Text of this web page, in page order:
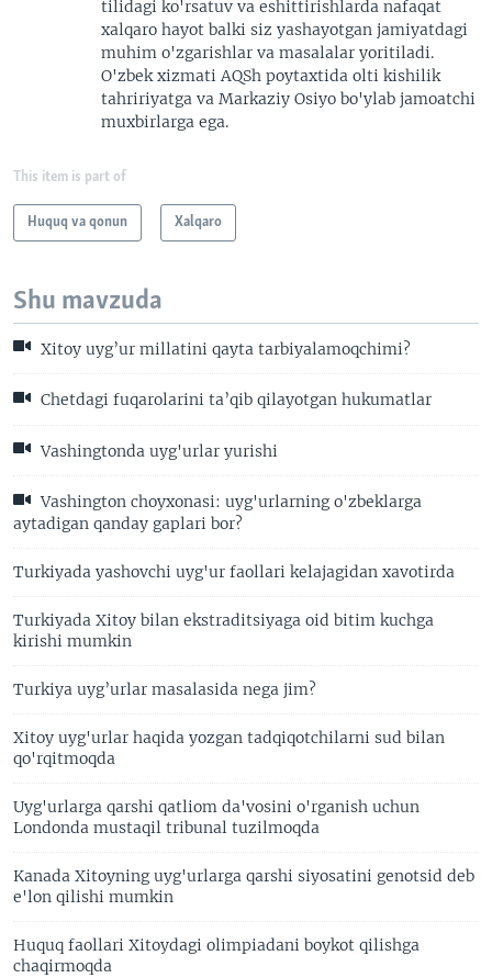
tilidagi ko'rsatuv va eshittirishlarda nafaqat
xalqaro hayot balki siz yashayotgan jamiyatdagi
muhim o'zgarishlar va masalalar yoritiladi.
O'zbek xizmati AQSh poytaxtida olti kishilik
tahririyatga va Markaziy Osiyo bo'ylab jamoatchi
muxbirlarga ega.
This item is part of
Huquq va qonun Xalqaro
Shu mavzuda
Xitoy uyg’ur millatini qayta tarbiyalamoqchimi?
Chetdagi fuqarolarini ta’qib qilayotgan hukumatlar
Vashingtonda uyg'urlar yurishi
Vashington choyxonasi: uyg'urlarning o'zbeklarga
aytadigan qanday gaplari bor?
Turkiyada yashovchi uyg'ur faollari kelajagidan xavotirda
Turkiyada Xitoy bilan ekstraditsiyaga oid bitim kuchga
kirishi mumkin
Turkiya uyg’urlar masalasida nega jim?
Xitoy uyg'urlar haqida yozgan tadqiqotchilarni sud bilan
qo'rqitmoqda
Uyg'urlarga qarshi qatliom da'vosini o'rganish uchun
Londonda mustaqil tribunal tuzilmoqda
Kanada Xitoyning uyg'urlarga qarshi siyosatini genotsid deb
e'lon qilishi mumkin
Huquq faollari Xitoydagi olimpiadani boykot qilishga
chaqirmoqda